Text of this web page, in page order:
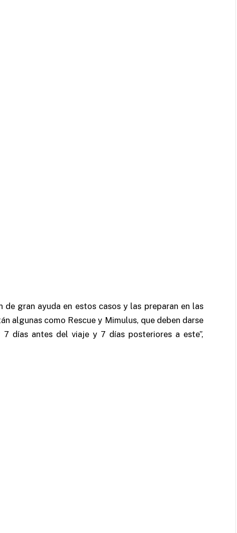
de gran ayuda en estos casos y las preparan en las
algunas como Rescue y Mimulus, que deben darse
días antes del viaje y 7 días posteriores a este”,